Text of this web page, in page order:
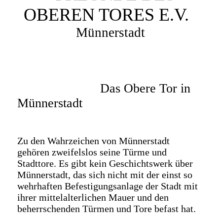
OBEREN TORES E.V.
Münnerstadt
Das Obere Tor in
Münnerstadt
Zu den Wahrzeichen von Münnerstadt
gehören zweifelslos seine Türme und
Stadttore. Es gibt kein Geschichtswerk über
Münnerstadt, das sich nicht mit der einst so
wehrhaften Befestigungsanlage der Stadt mit
ihrer mittelalterlichen Mauer und den
beherrschenden Türmen und Tore befast hat.